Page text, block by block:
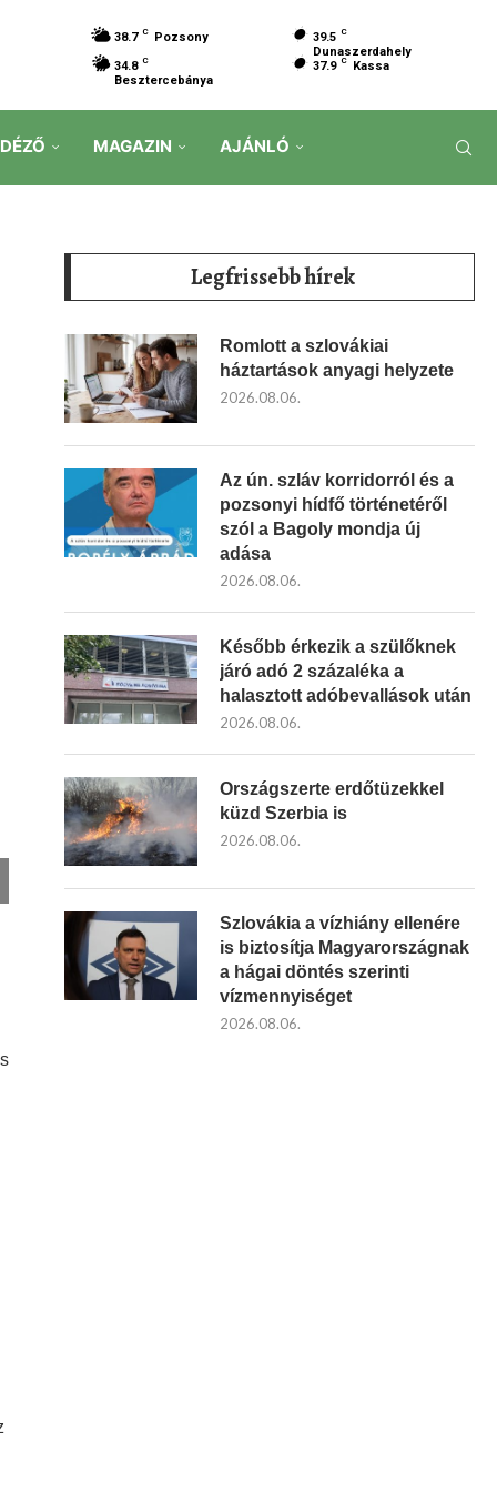
38.7 C Pozsony 39.5 C
Dunaszerdahely
34.8 C
Besztercebánya
37.9 C Kassa
MAGAZIN AJÁNLÓ
Legfrissebb hírek
Romlott a szlovákiai
háztartások anyagi helyzete
2026.08.06.
Az ún. szláv korridorról és a
pozsonyi hídfő történetéről
szól a Bagoly mondja új
adása
2026.08.06.
Később érkezik a szülőknek
járó adó 2 százaléka a
halasztott adóbevallások után
2026.08.06.
Országszerte erdőtüzekkel
küzd Szerbia is
2026.08.06.
Szlovákia a vízhiány ellenére
is biztosítja Magyarországnak
a hágai döntés szerinti
vízmennyiséget
2026.08.06.